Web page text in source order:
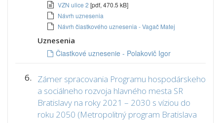
VZN ulice 2 [pdf, 470.5 kB]
Návrh uznesenia
Návrh čiastkového uznesenia - Vagač Matej
Uznesenia
Čiastkové uznesenie - Polakovič Igor
6.
Zámer spracovania Programu hospodárskeho
a sociálneho rozvoja hlavného mesta SR
Bratislavy na roky 2021 – 2030 s víziou do
roku 2050 (Metropolitný program Bratislava